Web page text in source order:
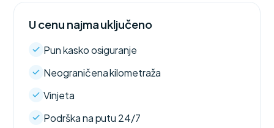
U cenu najma uključeno
Pun kasko osiguranje
Neograničena kilometraža
Vinjeta
Podrška na putu 24/7